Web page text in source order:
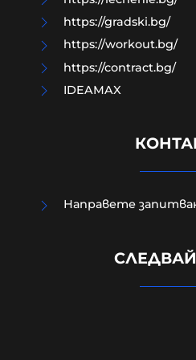
съдебните
https://gradski.bg/
https://workout.bg/
https://contract.bg/
IDEAMAX
Направете